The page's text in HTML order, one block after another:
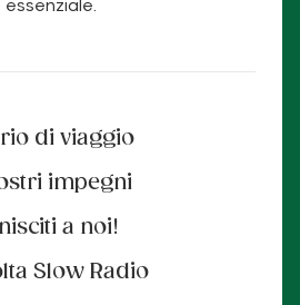
essenziale.
di viaggio
impegni
a noi!
Slow Radio